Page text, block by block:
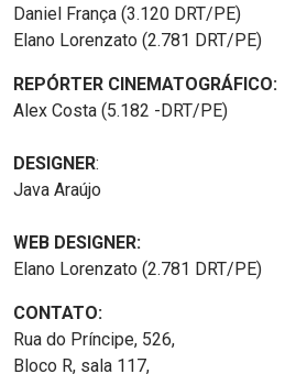
Daniel França (3.120 DRT/PE)
Elano Lorenzato (2.781 DRT/PE)
REPÓRTER CINEMATOGRÁFICO:
Alex Costa (5.182 -DRT/PE)
DESIGNER:
Java Araújo
WEB DESIGNER:
Elano Lorenzato (2.781 DRT/PE)
CONTATO:
Rua do Príncipe, 526,
Bloco R, sala 117,